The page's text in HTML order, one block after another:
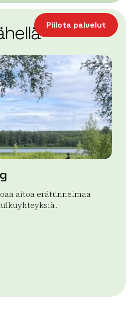
Leaflet| ©OpenStreetMap
Piilota palvelut
aitoa erätunnelmaa